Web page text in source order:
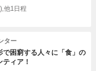
他1日程
ター
で困窮する人々に「食」の
ィア！